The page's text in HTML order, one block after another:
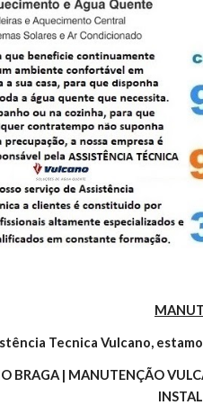
Tecnica Vulcano,
BRAGA | MANUTENÇÃO